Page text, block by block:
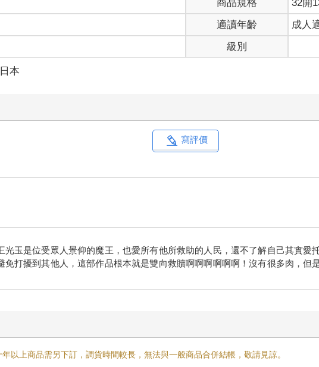
商品規格
32開
適讀年齡
成人
級別
日本
寫評價
玉是位受眾人景仰的魔王，也愛所有他所救助的人民，還不了解自己其實愛
打擾到其他人，這部作品根本就是雙向救贖啊啊啊啊啊啊！沒有很多肉，但
以上商品需另下訂，調貨時間較長，無法與一般商品合併結帳，敬請見諒。